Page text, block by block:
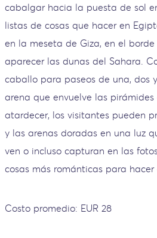
cabalgar hacia la puesta de sol
listas de cosas que hacer en
en la meseta de Giza, en el
aparecer las dunas del Sahara.
caballo para paseos de una, dos
arena que envuelve las
atardecer, los visitantes pueden
y las arenas doradas en una luz
ven o incluso capturan en las
cosas más románticas para hacer
Costo promedio: EUR 28